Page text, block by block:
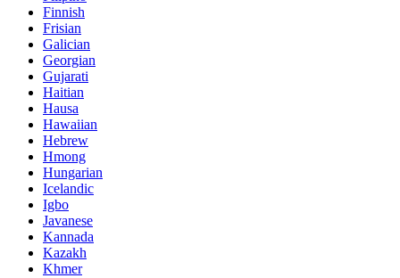
Finnish
Frisian
Galician
Georgian
Gujarati
Haitian
Hausa
Hawaiian
Hebrew
Hmong
Hungarian
Icelandic
Igbo
Javanese
Kannada
Kazakh
Khmer